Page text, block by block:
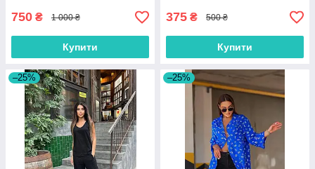
750 ₴ 1 000 ₴
Купити
375 ₴ 500 ₴
Купити
–25% –25%